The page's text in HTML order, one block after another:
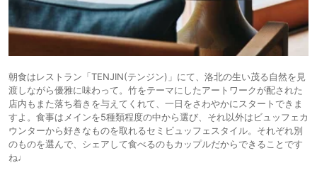
朝食はレストラン「TENJIN(テンジン)」にて、洛北の生い茂る自然を見
渡しながら優雅に味わって。竹をテーマにしたアートワークが配された
店内もまた落ち着きを与えてくれて、一日をさわやかにスタートできま
すよ。食事はメインを5種類程度の中から選び、それ以外はビュッフェカ
ウンターから好きなものを取れるセミビュッフェスタイル。それぞれ別
のものを選んで、シェアして食べるのもカップルだからできることです
ね♩